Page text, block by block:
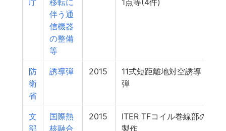
庁
移転に
伴う通
信機器
の整備
等
1点等(4件)
防
衛
省
誘導弾 2015
11式短距離地対空誘導
弾
文
部
国際熱
核融合
2015
ITER TFコイル巻線部の
製作